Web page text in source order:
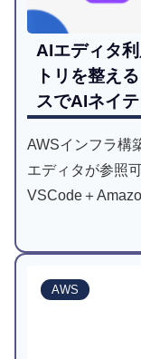
AIエディタ
トリを整える – AIエディタ+IaC+アプ
スでAIネイ
AWSインフラ構
エディタが参照
VSCode＋
現。設計書や議
AWS